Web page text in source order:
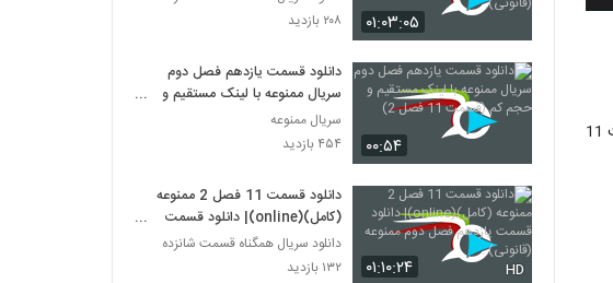
قسمت 11
۰۱:۰۳:۰۵
۲۰۸ بازدید
۰۰:۵۴
دانلود قسمت یازدهم فصل دوم
سریال ممنوعه با لینک مستقیم و
حجم کم (قسمت 11 فصل 2)
سریال ممنوعه
۴۵۴ بازدید
۰۱:۱۰:۲۴ HD
دانلود قسمت 11 فصل 2 ممنوعه
(کامل)(online)| دانلود قسمت
یازدهم فصل دوم ممنوعه (قانونی) .
دانلود سریال همگناه قسمت شانزده
۱۳۲ بازدید